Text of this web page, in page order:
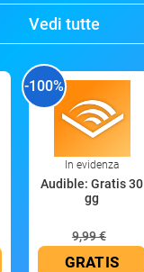
Vedi tutte
-100%
In evidenza
Audible: Gratis 30
gg
9,99 €
GRATIS